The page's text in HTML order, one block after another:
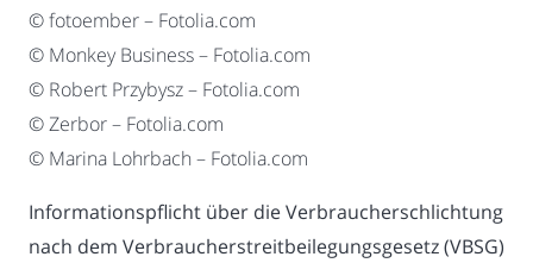
© fotoember – Fotolia.com
© Monkey Business – Fotolia.com
© Robert Przybysz – Fotolia.com
© Zerbor – Fotolia.com
© Marina Lohrbach – Fotolia.com
Informationspflicht über die Verbraucherschlichtung
nach dem Verbraucherstreitbeilegungsgesetz (VBSG)